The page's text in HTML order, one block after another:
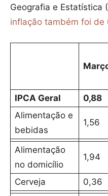
Geografia e Estatística
inflação também foi de
IPCA Geral
0,88
Alimentação e
bebidas
1,56
Alimentação
no domicílio
1,94
Cerveja 0,36